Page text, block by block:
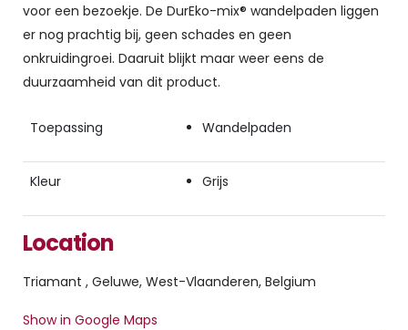
voor een bezoekje. De DurEko-mix® wandelpaden liggen
er nog prachtig bij, geen schades en geen
onkruidingroei. Daaruit blijkt maar weer eens de
duurzaamheid van dit product.
Toepassing Wandelpaden
Kleur Grijs
Location
Triamant , Geluwe, West-Vlaanderen, Belgium
Show in Google Maps